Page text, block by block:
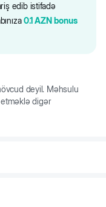
edib istifadə
0.1 AZN bonus
deyil. Məhsulu
digər